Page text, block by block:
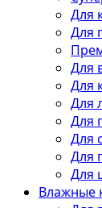
Для
Для
Для
Для
Для
Для
Для
Для
Для
Влажные